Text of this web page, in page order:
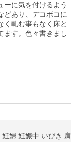
ーに気を付けるよう
どあり、デコボコに
く軋む事もなく床と
ます。色々書きまし
婦 妊娠中 いびき